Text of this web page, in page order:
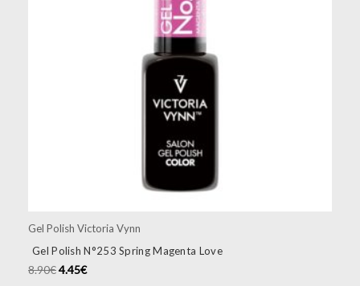
Gel Polish Victoria Vynn
Gel Polish N°253 Spring Magenta Love
8.90€4.45€